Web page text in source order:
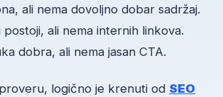
ali nema dovoljno dobar sadržaj.
postoji, ali nema internih linkova.
dobra, ali nema jasan CTA.
logično je krenuti od SEO